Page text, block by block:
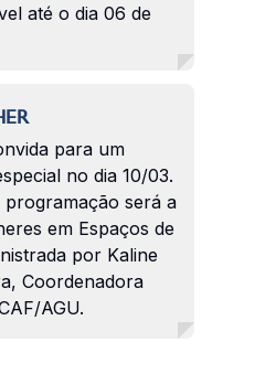
até o dia 06 de
para um
no dia 10/03.
programação será a
em Espaços de
por Kaline
Coordenadora
AGU.